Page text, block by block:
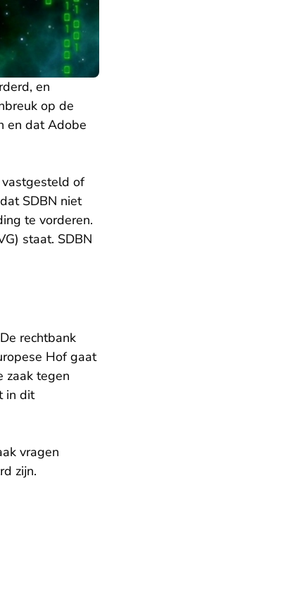
en
op de
en dat Adobe
of
SDBN niet
te vorderen.
staat. SDBN
rechtbank
Hof gaat
zaak tegen
in dit
vragen
zijn.